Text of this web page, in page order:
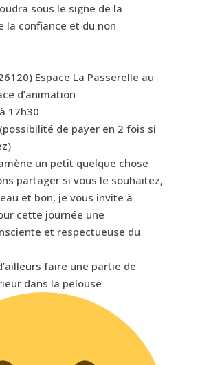
sous le signe de la
la confiance et du non
Espace La Passerelle au
d’animation
17h30
de payer en 2 fois si
un petit quelque chose
partager si vous le souhaitez,
et bon, je vous invite à
cette journée une
et respectueuse du
faire une partie de
dans la pelouse